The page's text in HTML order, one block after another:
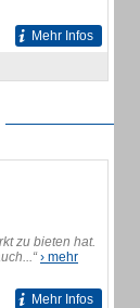
Mehr Infos
zu bieten hat.
› mehr
Mehr Infos